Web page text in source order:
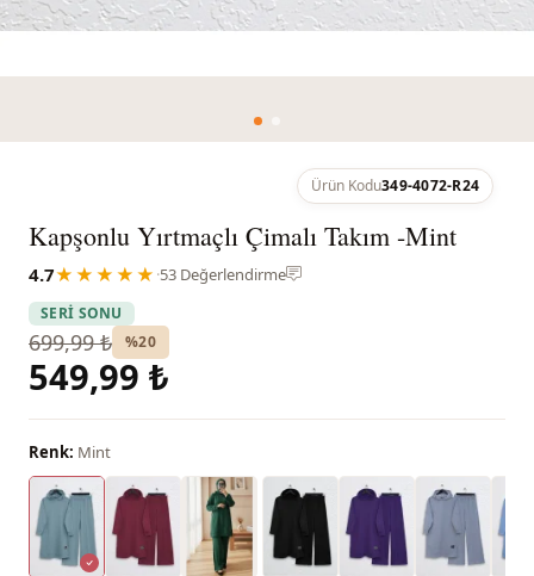
Ürün Kodu349-4072-R24
Kapşonlu Yırtmaçlı Çimalı Takım -Mint
4.7★★★★★ ·53 Değerlendirme
SERİ SONU
699,99 ₺ %20
549,99 ₺
Renk: Mint